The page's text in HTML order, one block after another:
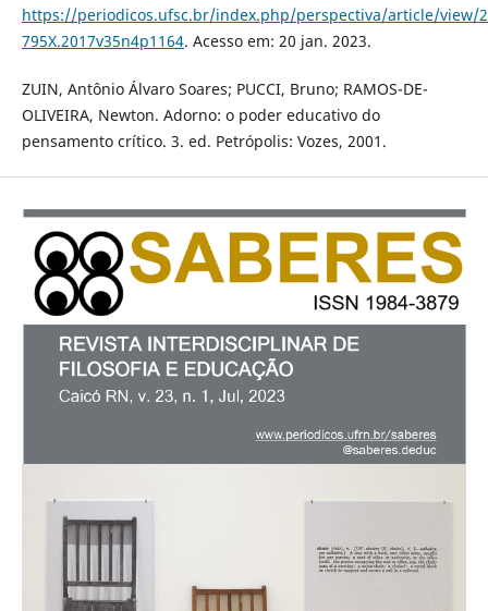
https://periodicos.ufsc.br/index.php/perspectiva/article/view/
795X.2017v35n4p1164. Acesso em: 20 jan. 2023.
ZUIN, Antônio Álvaro Soares; PUCCI, Bruno; RAMOS-DE-
OLIVEIRA, Newton. Adorno: o poder educativo do
pensamento crítico. 3. ed. Petrópolis: Vozes, 2001.